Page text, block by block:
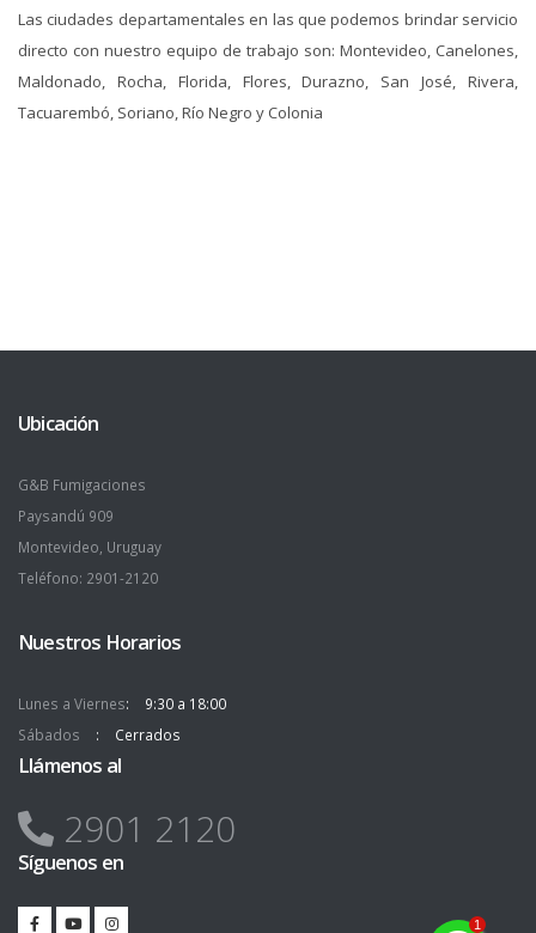
Las ciudades departamentales en las que podemos brindar servicio
directo con nuestro equipo de trabajo son: Montevideo, Canelones,
Maldonado, Rocha, Florida, Flores, Durazno, San José, Rivera,
Tacuarembó, Soriano, Río Negro y Colonia
Ubicación
G&B Fumigaciones
Paysandú 909
Montevideo, Uruguay
Teléfono: 2901-2120
Nuestros Horarios
Lunes a Viernes
9:30 a 18:00
Sábados
Cerrados
Llámenos al
2901 2120
Síguenos en
1